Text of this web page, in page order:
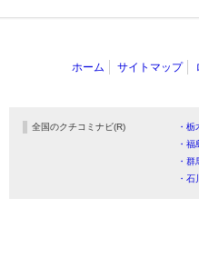
ホーム サイトマップ
全国のクチコミナビ(R) ・栃
・福
・群
・石